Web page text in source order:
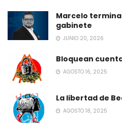
Marcelo termina
gabinete
JUNIO 20, 2026
Bloquean
AGOSTO 16, 2025
La libertad de
AGOSTO 18, 2025